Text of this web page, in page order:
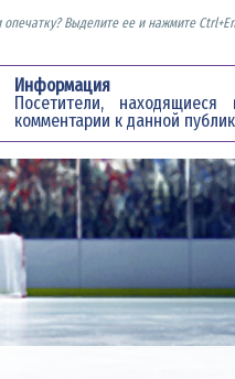
Выделите ее и нажмите
Информация
Посетители,
комментарии к данной